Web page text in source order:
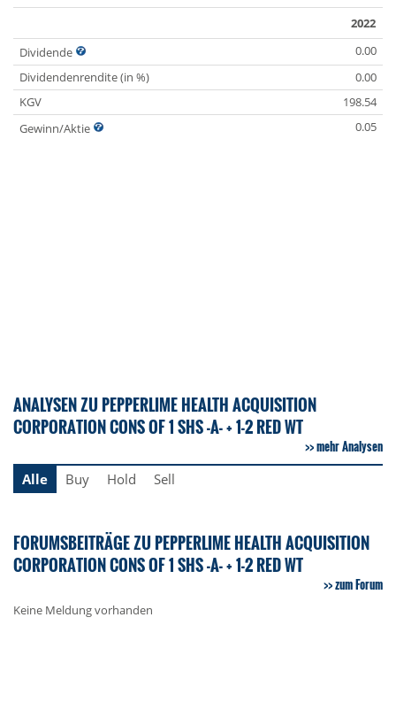
2022
Dividende
0.00
Dividendenrendite (in %)
0.00
KGV
198.54
Gewinn/Aktie
0.05
ANALYSEN ZU PEPPERLIME HEALTH ACQUISITION
CORPORATION CONS OF 1 SHS -A- + 1-2 RED WT
mehr Analysen
Alle
Buy Hold Sell
FORUMSBEITRÄGE ZU PEPPERLIME HEALTH ACQUISITION
CORPORATION CONS OF 1 SHS -A- + 1-2 RED WT
zum Forum
Keine Meldung vorhanden